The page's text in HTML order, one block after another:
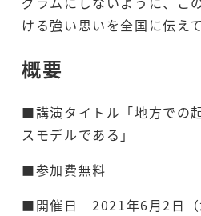
ける強い思いを全国に伝え
概要
■講演タイトル「地方での
スモデルである」
■参加費無料
■開催日 2021年6月2日（